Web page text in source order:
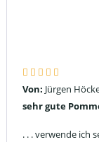
Von: Jürgen
sehr gute
. . . verwende ich